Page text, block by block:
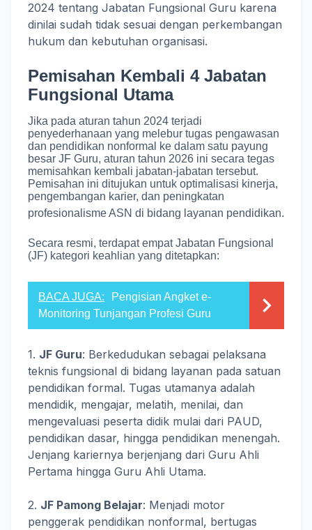
2024 tentang Jabatan Fungsional Guru karena
dinilai sudah tidak sesuai dengan perkembangan
hukum dan kebutuhan organisasi.
Pemisahan Kembali 4 Jabatan
Fungsional Utama
Jika pada aturan tahun 2024 terjadi
penyederhanaan yang melebur tugas pengawasan
dan pendidikan nonformal ke dalam satu payung
besar JF Guru, aturan tahun 2026 ini secara tegas
memisahkan kembali jabatan-jabatan tersebut.
Pemisahan ini ditujukan untuk optimalisasi kinerja,
pengembangan karier, dan peningkatan
profesionalisme ASN di bidang layanan pendidikan.
Secara resmi, terdapat empat Jabatan Fungsional
(JF) kategori keahlian yang ditetapkan:
BACA JUGA:
Pengisian Angket e-
Monitoring Tunjangan Profesi Guru
1. JF Guru: Berkedudukan sebagai pelaksana
teknis fungsional di bidang layanan pada satuan
pendidikan formal. Tugas utamanya adalah
mendidik, mengajar, melatih, menilai, dan
mengevaluasi peserta didik mulai dari PAUD,
pendidikan dasar, hingga pendidikan menengah.
Jenjang kariernya berjenjang dari Guru Ahli
Pertama hingga Guru Ahli Utama.
2. JF Pamong Belajar: Menjadi motor
penggerak pendidikan nonformal, bertugas